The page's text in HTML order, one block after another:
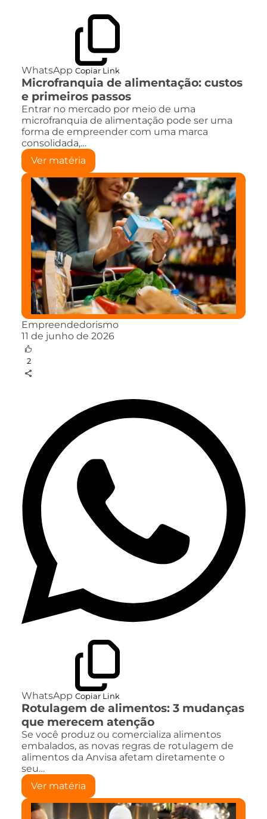
WhatsApp Copiar Link
Microfranquia de alimentação: custos
e primeiros passos
Entrar no mercado por meio de uma
microfranquia de alimentação pode ser uma
forma de empreender com uma marca
consolidada,…
Ver matéria
Empreendedorismo
11 de junho de 2026
2
WhatsApp Copiar Link
Rotulagem de alimentos: 3 mudanças
que merecem atenção
Se você produz ou comercializa alimentos
embalados, as novas regras de rotulagem de
alimentos da Anvisa afetam diretamente o
seu…
Ver matéria